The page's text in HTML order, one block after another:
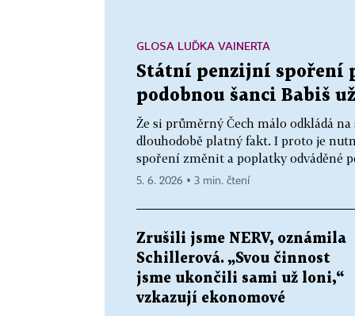
Státní penzijní spoření
podobnou šanci Babiš
Že si průměrný Čech málo odkládá
dlouhodobě platný fakt. I proto je
spoření změnit a poplatky odváděné
GLOSA LUĎKA VAINERTA
5. 6. 2026 ▪ 3 min. čtení
Zrušili jsme NERV, oznámila
Schillerová. „Svou činnost
jsme ukončili sami už loni,“
vzkazují ekonomové